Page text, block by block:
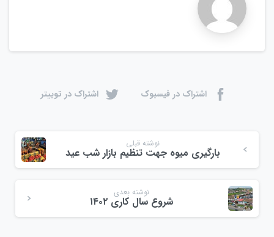
اشتراک در فیسبوک اشتراک در توییتر
نوشته قبلی
بارگیری میوه جهت تنظیم بازار شب عید
نوشته بعدی
شروع سال کاری ۱۴۰۲